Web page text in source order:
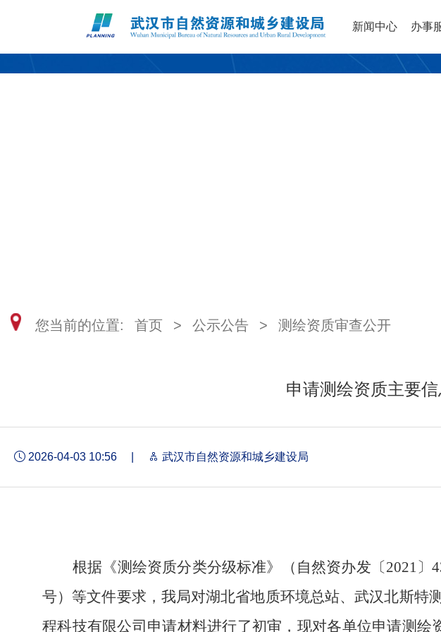
新闻中心 办事
您当前的位置: 首页 > 公示公告 > 测绘资质审查公开
申请测绘资质主要
2026-04-03 10:56 武汉市自然资源和城乡建设局
根据《测绘资质分类分级标准》 （ 自然资办发 〔2021〕
号）等文件要求，我局对湖北省地质环境总站、武汉北斯特
程科技有限公司申请材料进行了初审，现对各单位申请测绘